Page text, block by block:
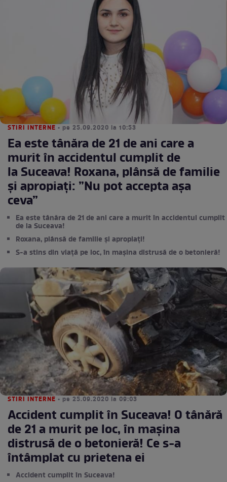
STIRI INTERNE • pe 25.09.2020 la 10:53
Ea este tânăra de 21 de ani care a
murit în accidentul cumplit de
la Suceava! Roxana, plânsă de familie
și apropiați: ”Nu pot accepta așa
ceva”
Ea este tânăra de 21 de ani care a murit în accidentul cumplit
de la Suceava!
Roxana, plânsă de familie și apropiați!
S-a stins din viață pe loc, în mașina distrusă de o betonieră!
STIRI INTERNE • pe 25.09.2020 la 09:03
Accident cumplit în Suceava! O tânără
de 21 a murit pe loc, în mașina
distrusă de o betonieră! Ce s-a
întâmplat cu prietena ei
Accident cumplit în Suceava!